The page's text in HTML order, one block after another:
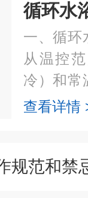
循环水
一、循环
从温控
冷）和常
内循环和
查看详情
规范和禁